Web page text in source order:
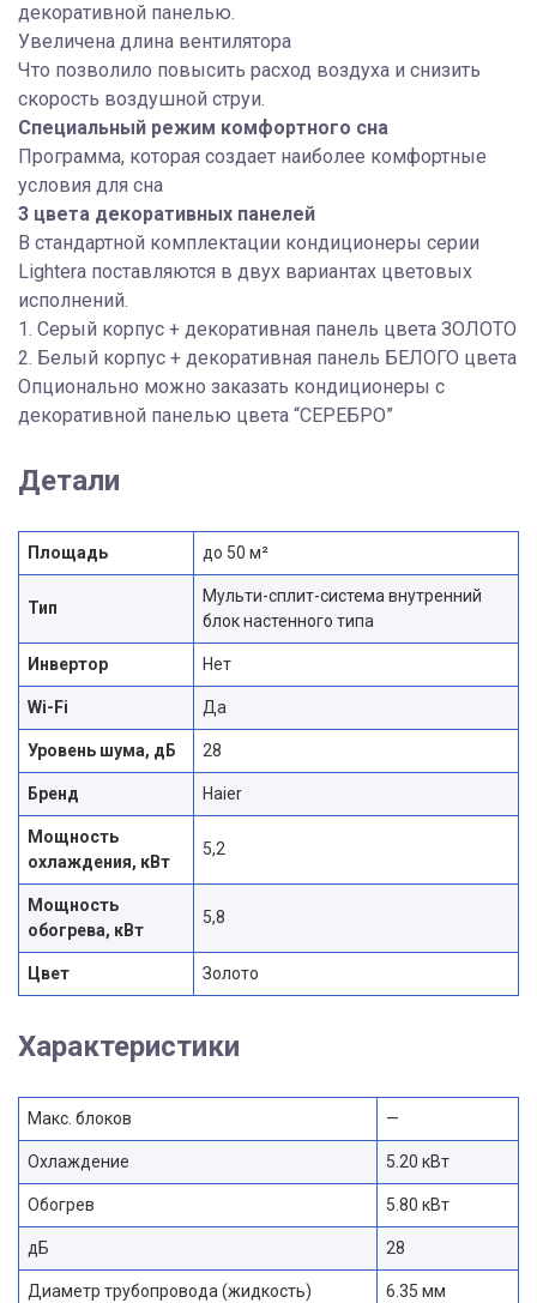
декоративной панелью.
Увеличена длина вентилятора
Что позволило повысить расход воздуха и снизить
скорость воздушной струи.
Специальный режим комфортного сна
Программа, которая создает наиболее комфортные
условия для сна
3 цвета декоративных панелей
В стандартной комплектации кондиционеры серии
Lightera поставляются в двух вариантах цветовых
исполнений.
1. Серый корпус + декоративная панель цвета ЗОЛОТО
2. Белый корпус + декоративная панель БЕЛОГО цвета
Опционально можно заказать кондиционеры с
декоративной панелью цвета “СЕРЕБРО”
Детали
Площадь до 50 м²
Тип
Мульти-сплит-система внутренний
блок настенного типа
Инвертор Нет
Wi-Fi Да
Уровень шума, дБ 28
Бренд Haier
Мощность
охлаждения, кВт
5,2
Мощность
обогрева, кВт
5,8
Цвет Золото
Характеристики
Макс. блоков —
Охлаждение 5.20 кВт
Обогрев 5.80 кВт
дБ 28
Диаметр трубопровода (жидкость) 6.35 мм